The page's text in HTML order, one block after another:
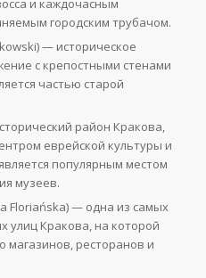
и каждочасным
городским трубачом.
— историческое
с крепостными стенами
частью старой
район Кракова,
еврейской культуры и
популярным местом
музеев.
Floriańska) — одна из самых
улиц Кракова, на которой
магазинов, ресторанов и